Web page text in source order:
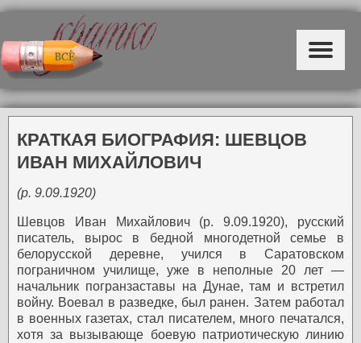
КРАТКАЯ БИОГРАФИЯ: ШЕВЦОВ
ИВАН МИХАЙЛОВИЧ
(р. 9.09.1920)
Шевцов Иван Михайлович (р. 9.09.1920), русский
писатель, вырос в бедной многодетной семье в
белорусской деревне, учился в Саратовском
пограничном училище, уже в неполные 20 лет —
начальник погранзаставы на Дунае, там и встретил
войну. Воевал в разведке, был ранен. Затем работал
в военных газетах, стал писателем, много печатался,
хотя за вызывающе боевую патриотическую линию